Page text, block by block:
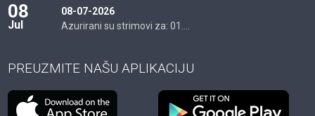
08
Jul
08-07-2026
Azurirani su strimovi za: 01....
PREUZMITE NAŠU APLIKACIJU